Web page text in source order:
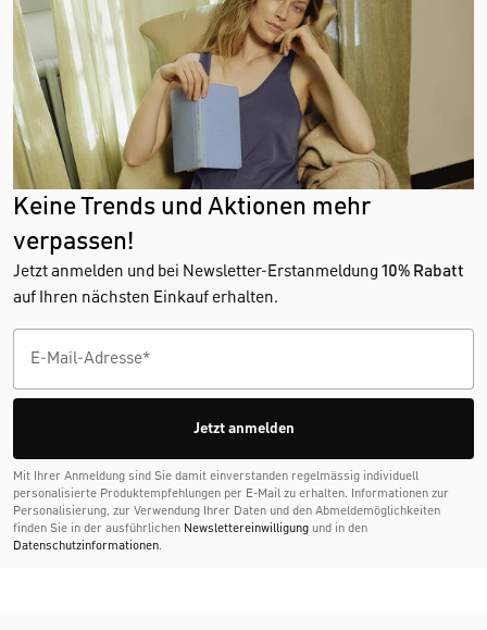
Keine Trends und Aktionen mehr
verpassen!
Jetzt anmelden und bei Newsletter-Erstanmeldung 10% Rabatt
auf Ihren nächsten Einkauf erhalten.
Jetzt anmelden
Mit Ihrer Anmeldung sind Sie damit einverstanden regelmässig individuell
personalisierte Produktempfehlungen per E-Mail zu erhalten. Informationen zur
Personalisierung, zur Verwendung Ihrer Daten und den Abmelde­möglichkeiten
finden Sie in der ausführlichen Newslettereinwilligung und in den
Datenschutzinformationen.